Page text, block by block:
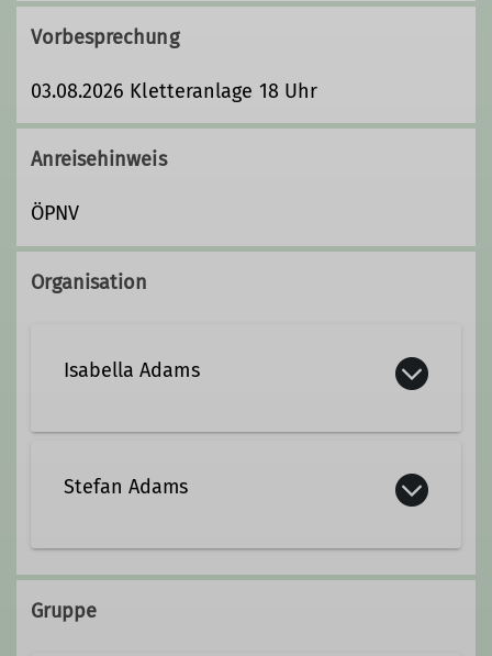
Vorbesprechung
03.08.2026 Kletteranlage 18 Uhr
Anreisehinweis
ÖPNV
Organisation
Isabella Adams
Ämter
Stefan Adams
06 21 / 5 29 58 85
Gruppe